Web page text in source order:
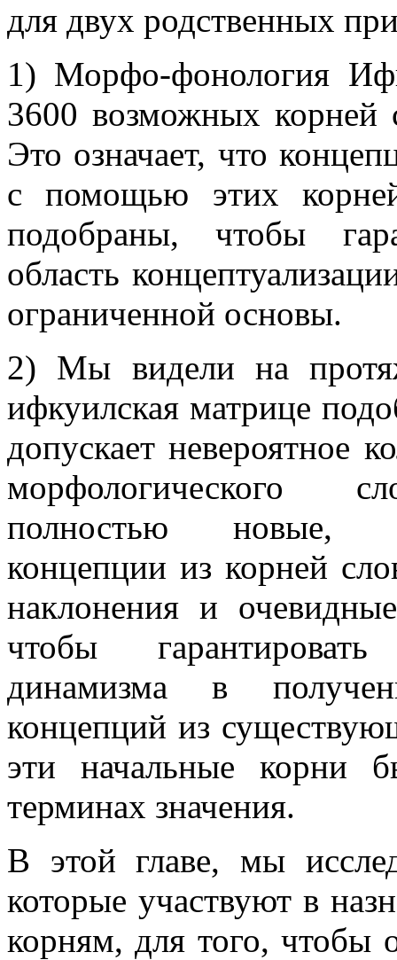
для двух родственных
1) Морфо-фонология
3600 возможных корней
Это означает, что
с помощью этих
подобраны, чтобы
область
ограниченной основы.
2) Мы видели на
ифкуилская матрице
допускает невероятное
морфологического
полностью новые,
концепции из корней
наклонения и
чтобы
динамизма в
концепций из
эти начальные корни
терминах значения.
В этой главе, мы
которые участвуют в
корням, для того, чтобы